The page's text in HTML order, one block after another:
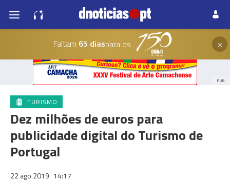
Faltam 65 diaspara os ×
PUB
TURISMO
Dez milhões de euros para
publicidade digital do Turismo de
Portugal
22 ago 2019 14:17